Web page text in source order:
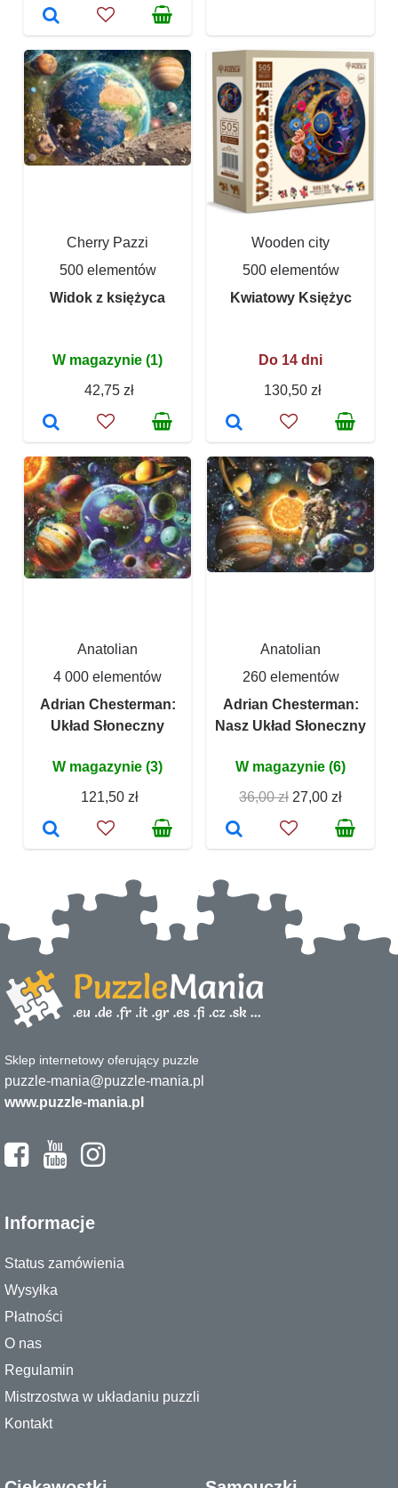
Cherry Pazzi
500 elementów
Widok z księżyca
W magazynie (1)
42,75 zł
Wooden city
500 elementów
Kwiatowy Księżyc
Do 14 dni
130,50 zł
Anatolian
4 000 elementów
Adrian Chesterman:
Układ Słoneczny
W magazynie (3)
121,50 zł
Anatolian
260 elementów
Adrian Chesterman:
Nasz Układ Słoneczny
W magazynie (6)
36,00 zł 27,00 zł
Sklep internetowy oferujący puzzle
puzzle-mania@puzzle-mania.pl
www.puzzle-mania.pl
Informacje
Status zamówienia
Wysyłka
Płatności
O nas
Regulamin
Mistrzostwa w układaniu puzzli
Kontakt